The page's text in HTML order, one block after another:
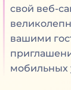
свой веб-
вашими
мобильных